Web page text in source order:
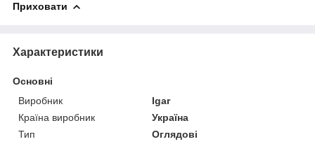
Приховати
Характеристики
Основні
Виробник
Igar
Країна виробник
Україна
Тип
Оглядові